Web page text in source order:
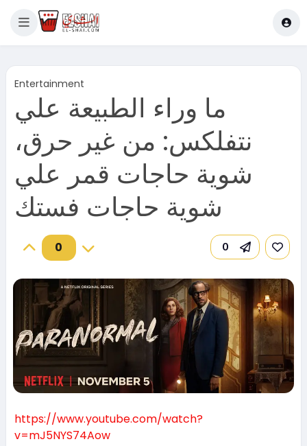
Entertainment
ما وراء الطبيعة علي
نتفلكس: من غير حرق،
شوية حاجات قمر علي
شوية حاجات فستك
0 0
https://www.youtube.com/watch?
v=mJ5NYS74Aow